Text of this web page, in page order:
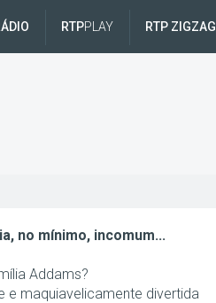
RTPPLAY RTP ZIGZAG
no mínimo, incomum...
Addams?
e maquiavelicamente divertida